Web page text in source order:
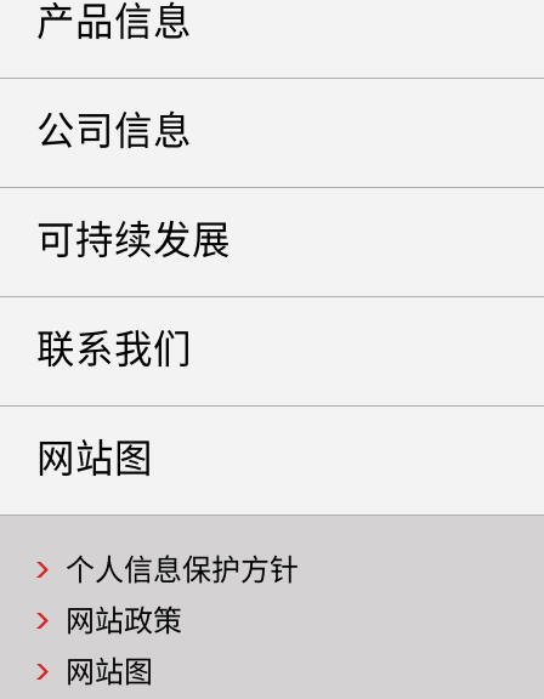
产品信息
公司信息
可持续发展
联系我们
网站图
个人信息保护方针
网站政策
网站图